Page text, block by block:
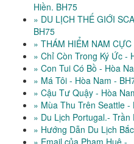
Hiền. BH75
» DU LỊCH THẾ GIỚI
BH75
» THÁM HIỂM NAM
» Chỉ Còn Trong Ký Ức -
» Con Tui Có Bồ - Hòa
» Má Tôi - Hòa Nam -
» Cậu Tư Quậy - Hòa
» Mùa Thu Trên Seattle -
» Du Lịch Portugal.- Trần
» Hướng Dẫn Du Lịch